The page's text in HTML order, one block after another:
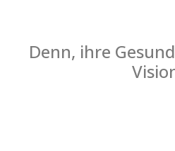
Denn, ihre